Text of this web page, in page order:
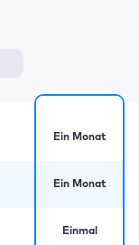
Ein Monat
Ein Monat
Einmal